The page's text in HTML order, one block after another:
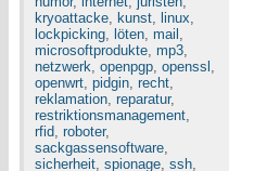
kryoattacke, kunst, linux,
lockpicking, löten, mail ,
microsoftprodukte, mp3,
netzwerk, openpgp, openssl ,
openwrt, pidgin, recht,
reklamation, reparatur,
restriktionsmanagement,
rfid, roboter,
sackgassensoftware,
sicherheit, spionage, ssh,